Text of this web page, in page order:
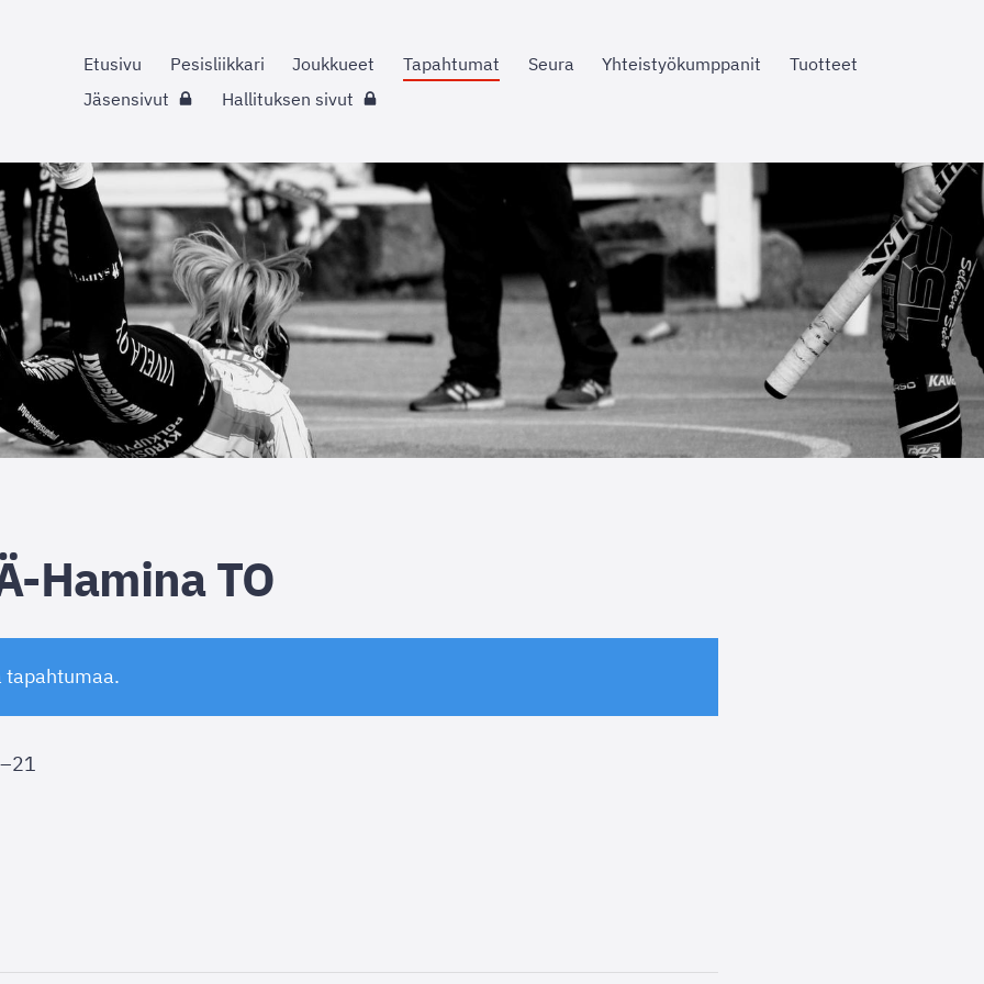
Etusivu Pesisliikkari Joukkueet Tapahtumat Seura Yhteistyökumppanit
Tuotteet
Jäsensivut
Hallituksen sivut
Hamina TO
tapahtumaa.
–21